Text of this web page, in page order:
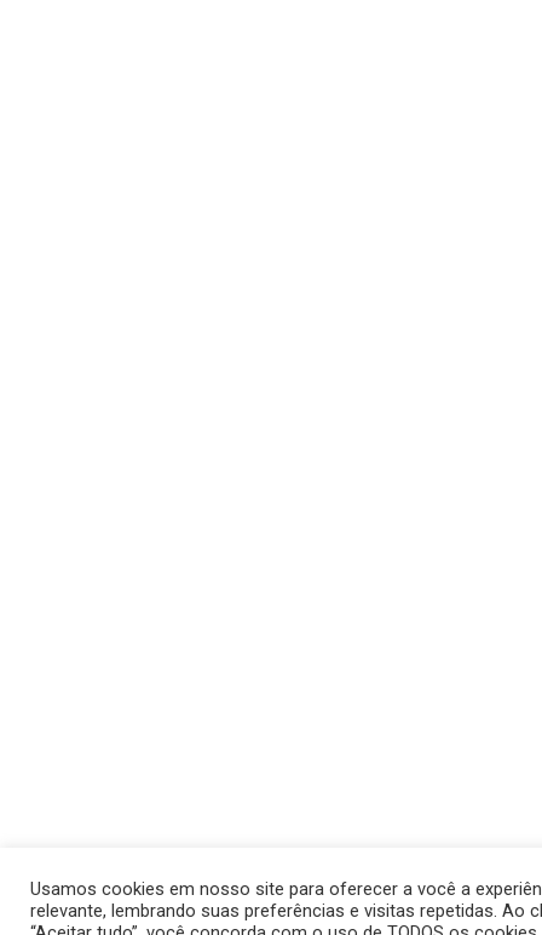
Usamos cookies em nosso site para oferecer a você a
relevante, lembrando suas preferências e visitas repetidas. Ao